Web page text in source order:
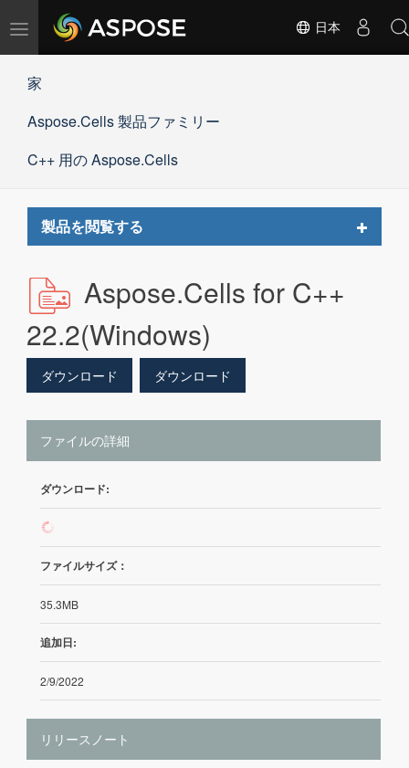
ナ
ー
ョ
の
日本
家
Aspose.Cells 製品ファミリー
C++ 用の Aspose.Cells
製品を閲覧する
Toggle
Aspose.Cells for C++
22.2(Windows)
ダウンロード ダウンロード
ファイルの詳細
ダウンロード:
14
ファイルサイズ：
35.3MB
追加日:
2/9/2022
リリースノート